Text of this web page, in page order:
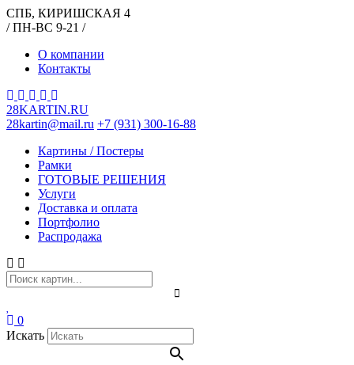
СПБ, КИРИШСКАЯ 4
/ ПН-ВС 9-21 /
О компании
Контакты
28KARTIN.RU
28kartin@mail.ru +7 (931) 300-16-88
Картины / Постеры
Рамки
ГОТОВЫЕ РЕШЕНИЯ
Услуги
Доставка и оплата
Портфолио
Распродажа
0
Искать